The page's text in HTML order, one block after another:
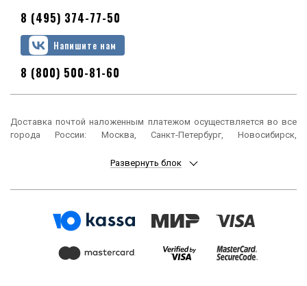
8 (495) 374-77-50
Напишите нам
8 (800) 500-81-60
Доставка почтой наложенным платежом осуществляется во все
города России: Москва, Санкт-Петербург, Новосибирск,
Ростов-на-Дону, Уфа, Красноярск, Пермь, Воронеж, Волгоград,
Ульяновск, Иркутск, Хабаровск, Ярославль, Владивосток, Томск,
Челны, Пенза, Липецк, Киров, Чебоксары, Тула, Калининград,
Балашиха, Курск, Ставрополь, Улан-Удэ, Тверь, Магнитогорск,
Архангельск, Чита, Калуга, Симферополь, Смоленск, Волжский,
Развернуть блок